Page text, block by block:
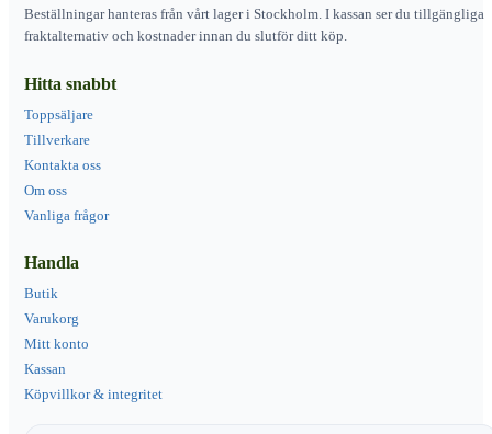
Beställningar hanteras från vårt lager i Stockholm. I kassan ser du tillgängliga
fraktalternativ och kostnader innan du slutför ditt köp.
Hitta snabbt
Toppsäljare
Tillverkare
Kontakta oss
Om oss
Vanliga frågor
Handla
Butik
Varukorg
Mitt konto
Kassan
Köpvillkor & integritet